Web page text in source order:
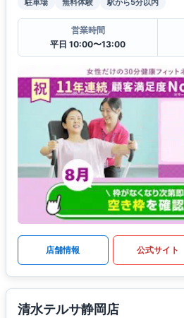
駐車場 無料体験 駅から5分以内
営業時間
平日 10:00〜13:00
店舗情報 公式サイト
清水テルサ静岡店